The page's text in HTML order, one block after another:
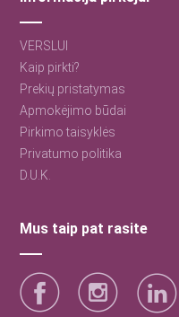
VERSLUI
Kaip pirkti?
Prekių pristatymas
Apmokėjimo būdai
Pirkimo taisyklės
Privatumo politika
D.U.K.
Mus taip pat rasite